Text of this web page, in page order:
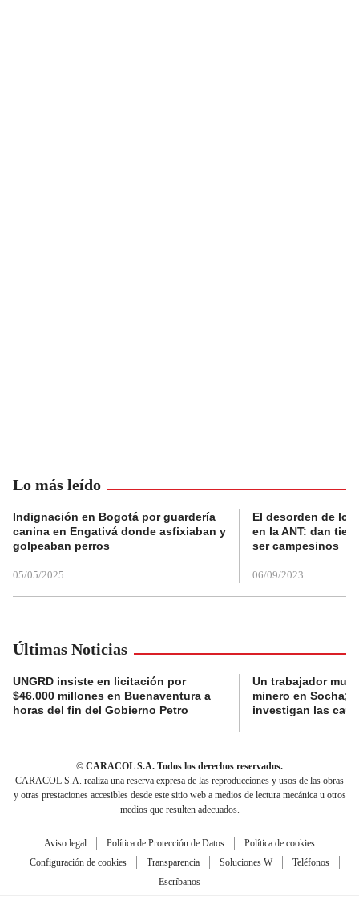
Lo más leído
Indignación en Bogotá por guardería
canina en Engativá donde asfixiaban y
golpeaban perros
05/05/2025
El desorden de
en la ANT: dan
ser campesinos
06/09/2023
Últimas Noticias
UNGRD insiste en licitación por
$46.000 millones en Buenaventura a
horas del fin del Gobierno Petro
Un trabajador
minero en Socha;
investigan las
© CARACOL S.A. Todos los derechos reservados.
CARACOL S.A. realiza una reserva expresa de las reproducciones y usos de las obras
y otras prestaciones accesibles desde este sitio web a medios de lectura mecánica u otros
medios que resulten adecuados.
Aviso legal Política de Protección de Datos
Política de cookies
Configuración de cookies
Transparencia Soluciones W
Teléfonos
Escríbanos